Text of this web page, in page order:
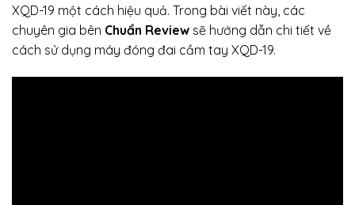
XQD-19 một cách hiệu quả. Trong bài viết này, các
chuyên gia bên Chuẩn Review sẽ hướng dẫn chi tiết về
cách sử dụng máy đóng đai cầm tay XQD-19.